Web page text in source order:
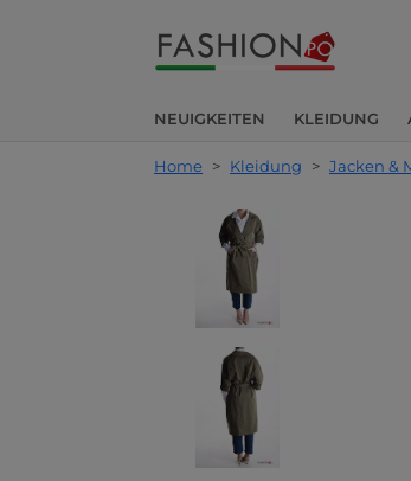
NEUIGKEITEN KLEIDUNG
Home > Kleidung > Jacken &